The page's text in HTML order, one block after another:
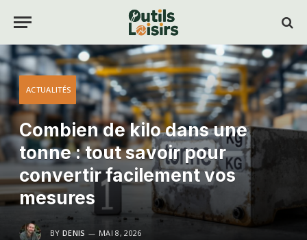
ACTUALITÉS
Combien de kilo dans une
tonne : tout savoir pour
convertir facilement vos
mesures
BY DENIS MAI 8, 2026